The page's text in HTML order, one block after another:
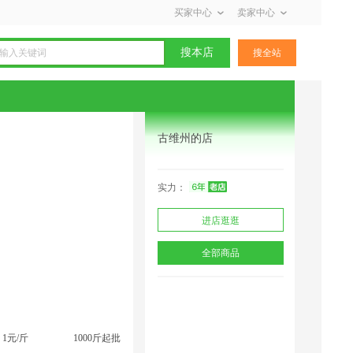
买家中心 卖家中心
搜本店 搜全站
1元/斤 1000斤起批
古维州的店
实力：
进店逛逛
全部商品